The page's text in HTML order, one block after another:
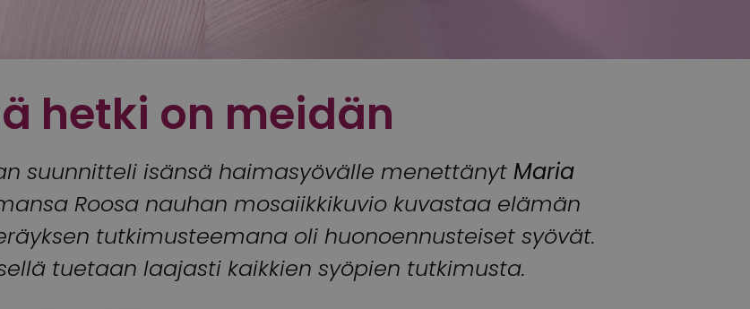
hetki on meidän
suunnitteli isänsä haimasyövälle menettänyt Maria
Roosa nauhan mosaiikkikuvio kuvastaa elämän
tutkimusteemana oli huonoennusteiset syövät.
tuetaan laajasti kaikkien syöpien tutkimusta.